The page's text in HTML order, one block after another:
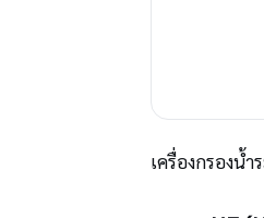
เครื่องกรองน้